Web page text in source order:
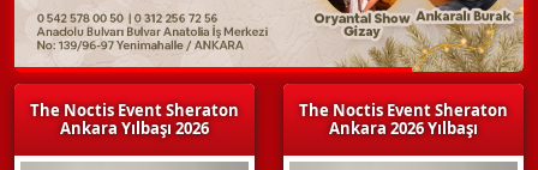
The Noctis Event Sheraton
Ankara Yılbaşı 2026
The Noctis Event Sheraton
Ankara 2026 Yılbaşı